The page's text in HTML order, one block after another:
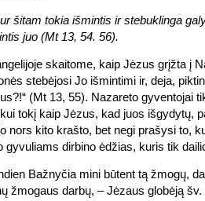
šitam tokia išmintis ir stebuklinga
juo (Mt 13, 54. 56).
skaitome, kaip Jėzus grįžta į
stebėjosi Jo išmintimi ir, deja,
(Mt 13, 55). Nazareto gyventojai
tokį kaip Jėzus, kad juos išgydytų,
nors kito krašto, bet negi prašysi to,
gyvuliams dirbino ėdžias, kuris tik
Bažnyčia mini būtent tą žmogų,
žmogaus darbų, – Jėzaus globėją